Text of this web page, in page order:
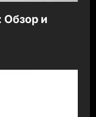
Обзор и